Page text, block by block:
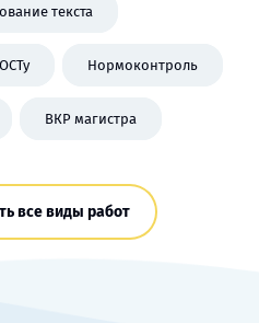
текста
Нормоконтроль
ВКР магистра
все виды работ